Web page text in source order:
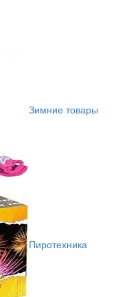
Зимние товары
Пиротехника